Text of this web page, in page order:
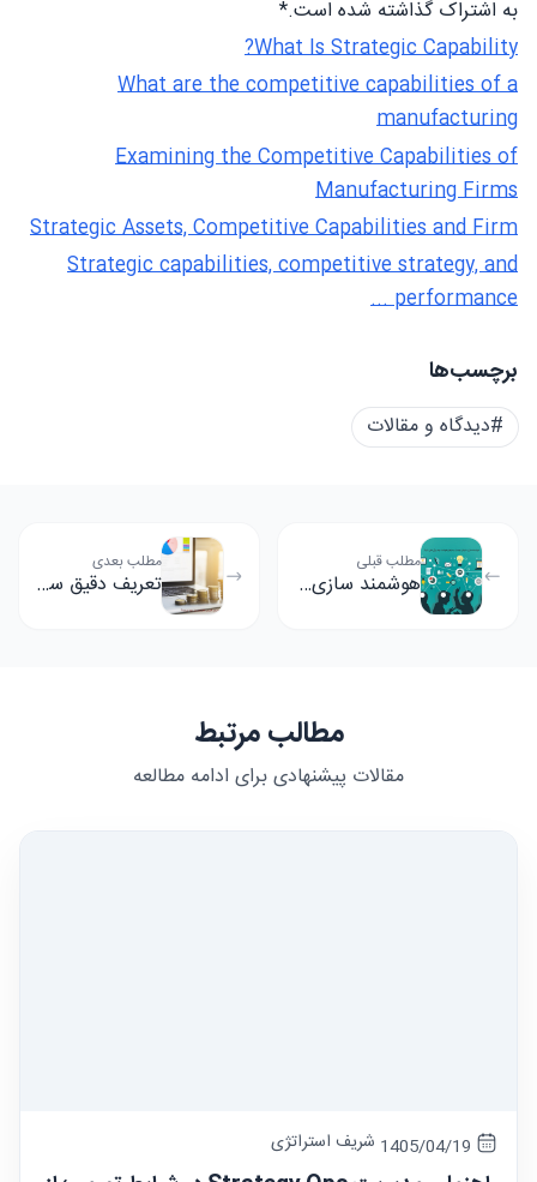
به اشتراک گذاشته شده است.*
What Is Strategic Capability?
What are the competitive capabilities of a
manufacturing
Examining the Competitive Capabilities of
Manufacturing Firms
Strategic Assets, Competitive Capabilities and Firm
Strategic capabilities, competitive strategy, and
performance ...
برچسب‌ها
#دیدگاه و مقالات
مطلب قبلی
هوشمند سازی سازمان چیست و سازمان هوشمند چه ویژگی هایی دارد؟
مطلب بعدی
تعریف دقیق سود چیست و رابطه ارزش آفرینی باافزایش نرخ سود چیس...
مطالب مرتبط
مقالات پیشنهادی برای ادامه مطالعه
شریف استراتژی